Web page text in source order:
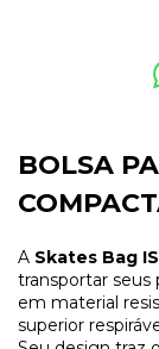
BOLSA
A Skates Bag
transportar seus
em material
superior